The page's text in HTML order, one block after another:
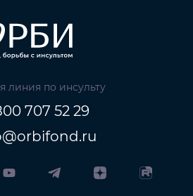
линия по инсульту
707 52 29